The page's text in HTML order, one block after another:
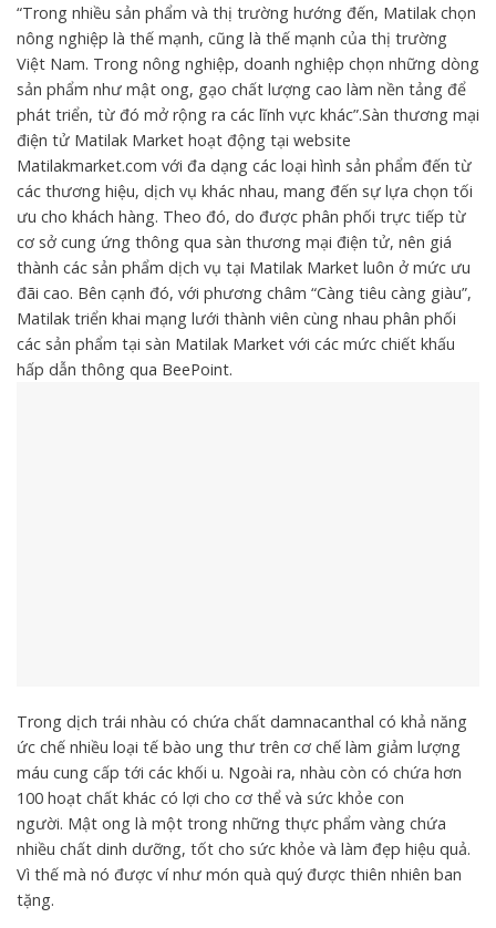
“Trong nhiều sản phẩm và thị trường hướng đến, Matilak chọn
nông nghiệp là thế mạnh, cũng là thế mạnh của thị trường
Việt Nam. Trong nông nghiệp, doanh nghiệp chọn những dòng
sản phẩm như mật ong, gạo chất lượng cao làm nền tảng để
phát triển, từ đó mở rộng ra các lĩnh vực khác”.Sàn thương mại
điện tử Matilak Market hoạt động tại website
Matilakmarket.com với đa dạng các loại hình sản phẩm đến từ
các thương hiệu, dịch vụ khác nhau, mang đến sự lựa chọn tối
ưu cho khách hàng. Theo đó, do được phân phối trực tiếp từ
cơ sở cung ứng thông qua sàn thương mại điện tử, nên giá
thành các sản phẩm dịch vụ tại Matilak Market luôn ở mức ưu
đãi cao. Bên cạnh đó, với phương châm “Càng tiêu càng giàu”,
Matilak triển khai mạng lưới thành viên cùng nhau phân phối
các sản phẩm tại sàn Matilak Market với các mức chiết khấu
hấp dẫn thông qua BeePoint.
Trong dịch trái nhàu có chứa chất damnacanthal có khả năng
ức chế nhiều loại tế bào ung thư trên cơ chế làm giảm lượng
máu cung cấp tới các khối u. Ngoài ra, nhàu còn có chứa hơn
100 hoạt chất khác có lợi cho cơ thể và sức khỏe con
người. Mật ong là một trong những thực phẩm vàng chứa
nhiều chất dinh dưỡng, tốt cho sức khỏe và làm đẹp hiệu quả.
Vì thế mà nó được ví như món quà quý được thiên nhiên ban
tặng.